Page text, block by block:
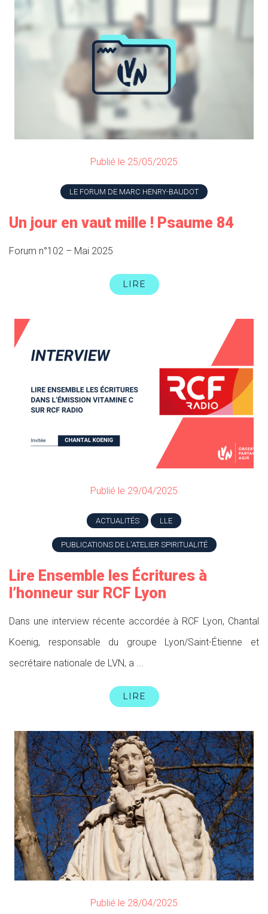
Publié le 25/05/2025
LE FORUM DE MARC HENRY-BAUDOT
Un jour en vaut mille ! Psaume 84
Forum n°102 – Mai 2025
LIRE
Publié le 29/04/2025
ACTUALITÉS LLE
PUBLICATIONS DE L'ATELIER SPIRITUALITÉ
Lire Ensemble les Écritures à
l’honneur sur RCF Lyon
Dans une interview récente accordée à RCF Lyon, Chantal
Koenig, responsable du groupe Lyon/Saint-Étienne et
secrétaire nationale de LVN, a ...
LIRE
Publié le 28/04/2025